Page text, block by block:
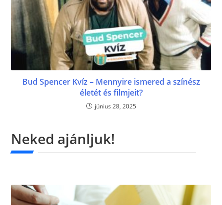
Bud Spencer Kvíz – Mennyire ismered a színész
életét és filmjeit?
június 28, 2025
Neked ajánljuk!